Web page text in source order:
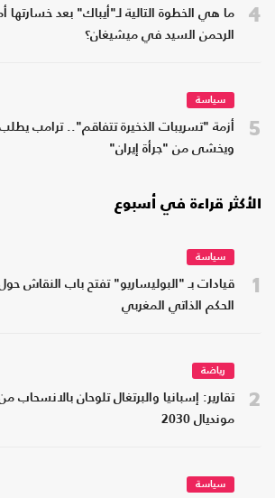
4
ما هي الخطوة التالية لـ"أيباك" بعد خسارتها
الرحمن السيد في ميشيغان؟
5
سياسة
أزمة "تسريبات الذخيرة تتفاقم".. ترامب
ويخشى من "جرأة إيران"
الأكثر قراءة في أسبوع
1
سياسة
قيادات بـ "البوليساريو" تفتح باب النقاش
الحكم الذاتي المغربي
2
رياضة
تقارير: إسبانيا والبرتغال تلوحان بالانسحاب
مونديال 2030
سياسة